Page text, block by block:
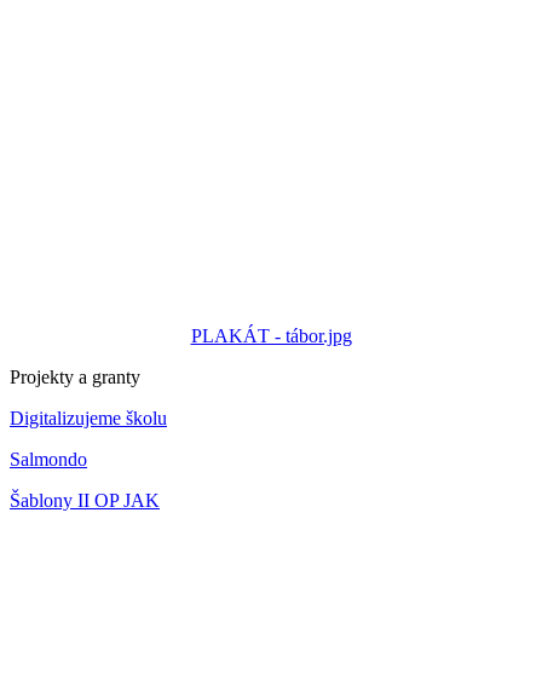
PLAKÁT - tábor.jpg
Projekty a granty
Digitalizujeme školu
Salmondo
Šablony II OP JAK